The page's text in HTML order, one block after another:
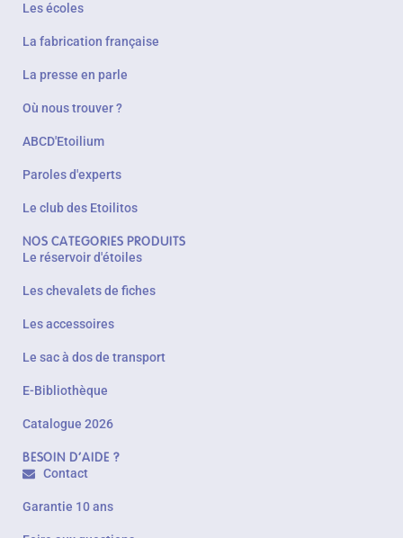
Les écoles
La fabrication française
La presse en parle
Où nous trouver ?
ABCD'Etoilium
Paroles d'experts
Le club des Etoilitos
NOS CATEGORIES PRODUITS
Le réservoir d'étoiles
Les chevalets de fiches
Les accessoires
Le sac à dos de transport
E-Bibliothèque
Catalogue 2026
BESOIN D'AIDE ?
Contact
Garantie 10 ans